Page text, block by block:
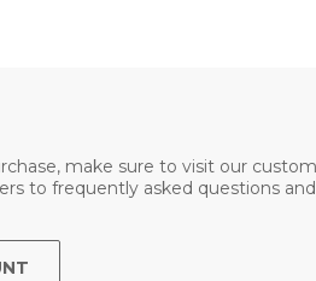
make sure to visit our
to frequently asked questions and